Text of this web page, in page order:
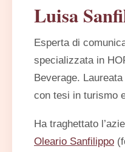
Luisa
Esperta di
specializzata in
Beverage.
con tesi in turismo
Ha traghettato
Oleario Sanfilippo